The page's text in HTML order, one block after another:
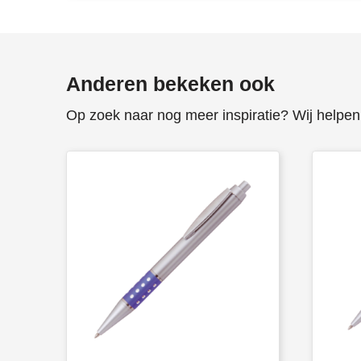
Anderen bekeken ook
Op zoek naar nog meer inspiratie? Wij